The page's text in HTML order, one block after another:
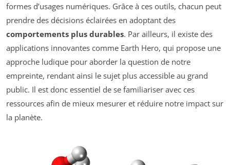
formes d’usages numériques. Grâce à ces outils, chacun peut
prendre des décisions éclairées en adoptant des
comportements plus durables. Par ailleurs, il existe des
applications innovantes comme Earth Hero, qui propose une
approche ludique pour aborder la question de notre
empreinte, rendant ainsi le sujet plus accessible au grand
public. Il est donc essentiel de se familiariser avec ces
ressources afin de mieux mesurer et réduire notre impact sur
la planète.